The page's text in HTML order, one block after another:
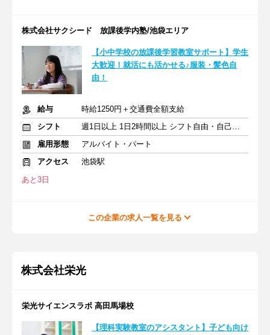
株式会社サクシード 放課後学内塾/池袋エリア
【小中学校の放課後学習教室サポート】学生
大歓迎！就活にも活かせる♪服装・髪色自
由！
給与
時給1250円＋交通費全額支給
シフト
週1日以上 1日2時間以上 シフト自由・自己申告
雇用形態
アルバイト・パート
アクセス
池袋駅
あと3日
この企業の求人一覧を見る
株式会社栄光
栄光サイエンスラボ 高田馬場校
【理科実験教室のアシスタント】子ども向け